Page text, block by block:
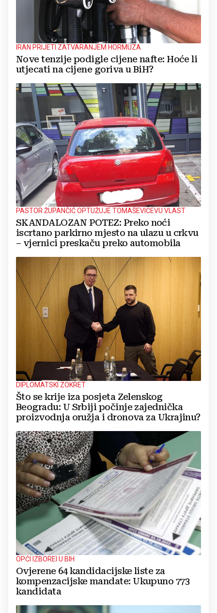
IRAN PRIJETI ZATVARANJEM HORMUZA
Nove tenzije podigle cijene nafte: Hoće li
utjecati na cijene goriva u BiH?
PASTOR ŽUPANČIĆ OPTUŽUJE TOMAŠEVIĆEVU VLAST
SKANDALOZAN POTEZ: Preko noći
iscrtano parkirno mjesto na ulazu u crkvu
– vjernici preskaču preko automobila
DIPLOMATSKI ZOKRET
Što se krije iza posjeta Zelenskog
Beogradu: U Srbiji počinje zajednička
proizvodnja oružja i dronova za Ukrajinu?
OPĆI IZBOREI U BIH
Ovjerene 64 kandidacijske liste za
kompenzacijske mandate: Ukupuno 773
kandidata